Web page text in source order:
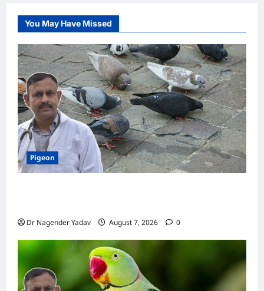
गर्मियों
में
तोते
के
बच्चे
का
ख्याल
कैसे
रखें?
You May Have Missed
Pigeon
Dr Nagender Yadav August 7, 2026 0